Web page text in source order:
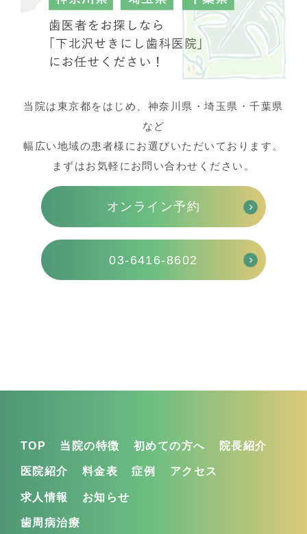
当院は東京都をはじめ、神奈川県・埼玉県・千葉県
など
幅広い地域の患者様にお選びいただいております。
まずはお気軽にお問い合わせください。
オンライン予約
03-6416-8602
TOP 当院の特徴 初めての方へ 院長紹介
医院紹介 料金表 症例 アクセス
求人情報 お知らせ
歯周病治療